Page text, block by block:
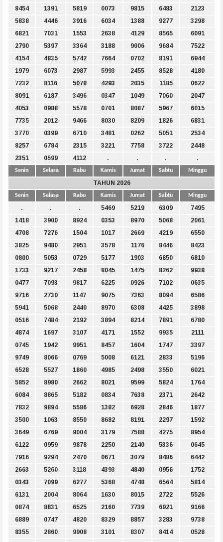
8454
1391 5819 0073 9815 6483
2123
5838
4446 3916 6034 1388 9277
3298
6821
7031 1553 2638 4129 8565
6091
2790
5397 3364 3188 9006 9684
7522
4154
4835 5742 7664 0702 8191
6944
1979
6073 2987 5993 2455 8528
4180
7232
8116 5078 4293 2035 1185
0622
8091
6187 3496 0347 1049 7060
2047
4053
0988 5578 0701 8087 5967
6015
7735
2012 9466 8030 8209 1826
6831
3770
0399 6710 3481 0262 5051
2534
8257
6784 2315 3221 7758 3722
2448
2351
0599 4112 . . . .
Senin Selasa Rabu Kamis Jumat Sabtu Minggu
TAHUN 2026
Senin Selasa Rabu Kamis Jumat Sabtu Minggu
. . . 5469 5219 6309
7495
1418
3900 8924 0353 8970 5068
2061
4708
7276 1504 1017 2669 4219
6550
3825
9480 2951 3578 1176 8446
8423
0800
5053 0729 5177 1903 6850
6810
1733
9217 2458 8045 1475 8262
9938
0477
7093 9817 6225 0926 7102
0635
9716
2730 1147 9075 7363 8094
6586
5941
5068 2440 8970 6308 4425
3898
0516
7484 2192 3894 8214 7891
6780
4874
1697 3107 4171 1552 9935
2111
0745
1942 9951 8457 1604 1747
3397
9749
8066 0769 5008 6121 2833
5196
6528
5527 1860 4985 2498 3550
6021
5852
8980 2662 8021 9599 5824
1764
6084
8865 5182 0834 7638 2371
2642
7832
9894 5586 1382 6928 2846
1877
3500
1063 8550 8682 8191 2297
1592
3649
6769 9004 3179 7588 4275
8954
6122
0959 9878 2250 2140 5336
0645
7916
9294 2470 0671 3079 8486
6442
2663
5260 3118 4393 4840 0956
1752
0343
7099 6277 5368 4748 6564
5814
6131
2004 8064 1630 8015 2722
5526
0874
8831 6525 2160 7739 6921
9166
6889
0747 4820 8329 8857 3283
9738
8355
2860 9908 3101 8307 8414
0528